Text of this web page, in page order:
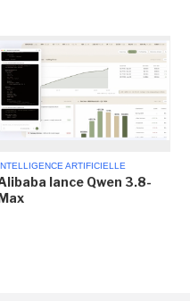
ARTIFICIELLE
lance Qwen 3.8-